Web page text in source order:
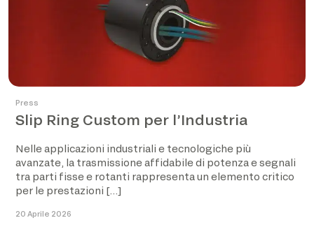
Press
Slip Ring Custom per l’Industria
Nelle applicazioni industriali e tecnologiche più
avanzate, la trasmissione affidabile di potenza e segnali
tra parti fisse e rotanti rappresenta un elemento critico
per le prestazioni […]
20 Aprile 2026